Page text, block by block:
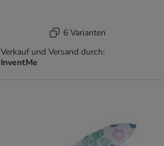
6 Varianten
Verkauf und Versand durch:
InventMe